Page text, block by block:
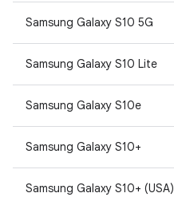
Samsung Galaxy S10 5G
Samsung Galaxy S10 Lite
Samsung Galaxy S10e
Samsung Galaxy S10+
Samsung Galaxy S10+ (USA)